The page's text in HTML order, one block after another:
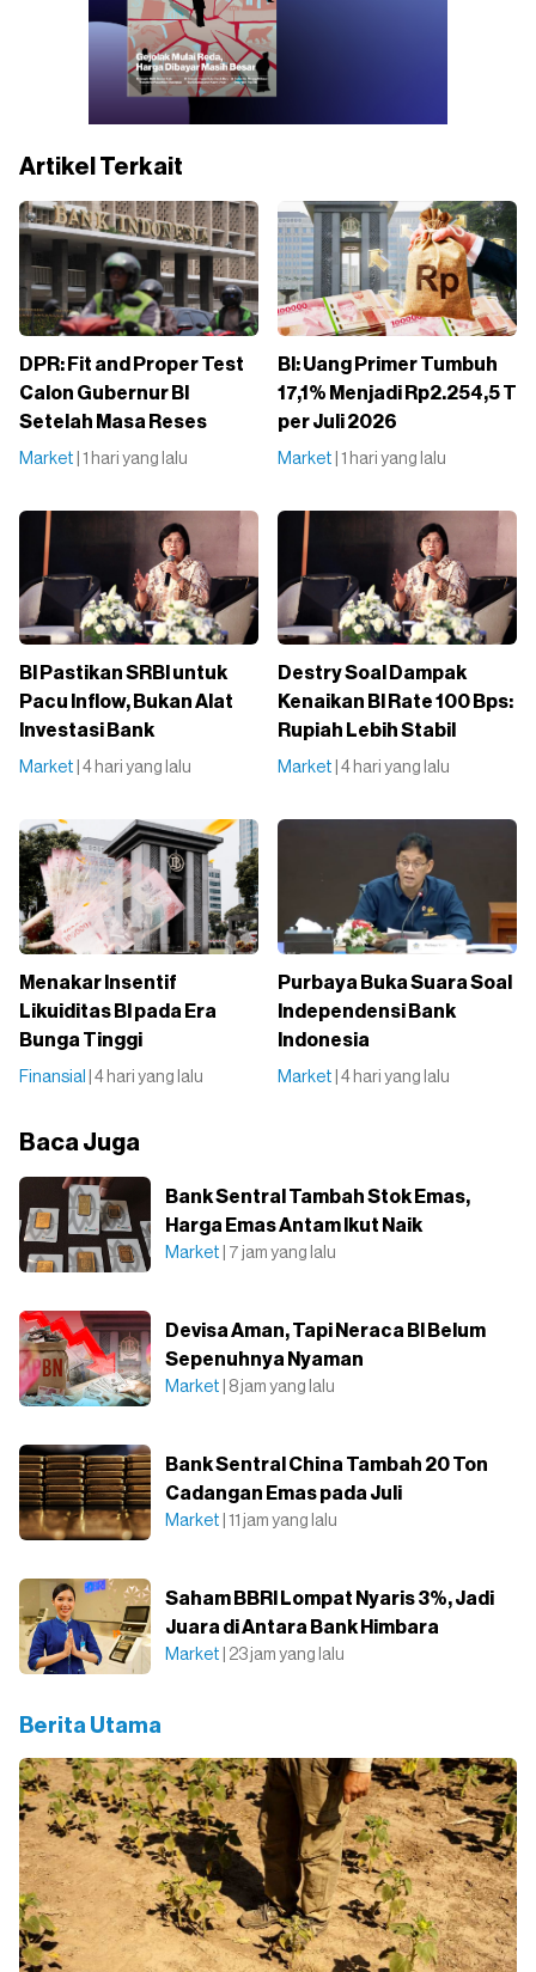
Artikel Terkait
DPR: Fit and Proper Test
Calon Gubernur BI
Setelah Masa Reses
Market | 1 hari yang lalu
BI: Uang Primer Tumbuh
17,1% Menjadi Rp2.254,5 T
per Juli 2026
Market | 1 hari yang lalu
BI Pastikan SRBI untuk
Pacu Inflow, Bukan Alat
Investasi Bank
Market | 4 hari yang lalu
Destry Soal Dampak
Kenaikan BI Rate 100 Bps:
Rupiah Lebih Stabil
Market | 4 hari yang lalu
Menakar Insentif
Likuiditas BI pada Era
Bunga Tinggi
Finansial | 4 hari yang lalu
Purbaya Buka Suara Soal
Independensi Bank
Indonesia
Market | 4 hari yang lalu
Baca Juga
Bank Sentral Tambah Stok Emas,
Harga Emas Antam Ikut Naik
Market | 7 jam yang lalu
Devisa Aman, Tapi Neraca BI Belum
Sepenuhnya Nyaman
Market | 8 jam yang lalu
Bank Sentral China Tambah 20 Ton
Cadangan Emas pada Juli
Market | 11 jam yang lalu
Saham BBRI Lompat Nyaris 3%, Jadi
Juara di Antara Bank Himbara
Market | 23 jam yang lalu
Berita Utama